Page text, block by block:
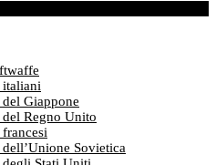
italiani
Giappone
del Regno Unito
Sovietica